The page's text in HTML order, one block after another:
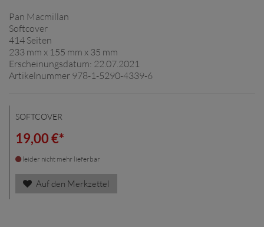
Pan Macmillan
Softcover
414 Seiten
233 mm x 155 mm x 35 mm
Erscheinungsdatum: 22.07.2021
Artikelnummer 978-1-5290-4339-6
SOFTCOVER
19,00 €*
leider nicht mehr lieferbar
Auf den Merkzettel